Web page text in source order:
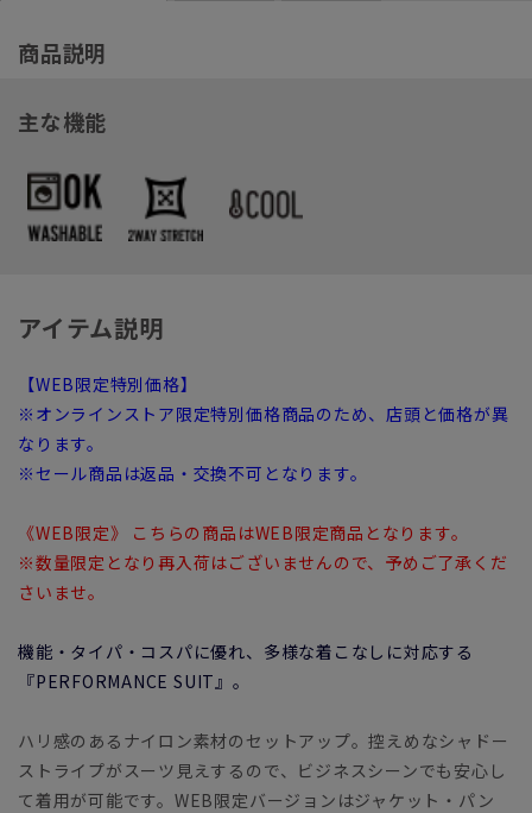
商品説明
主な機能
アイテム説明
【WEB限定特別価格】
※オンラインストア限定特別価格商品のため、店頭と価格が異
なります。
※セール商品は返品・交換不可となります。
《WEB限定》 こちらの商品はWEB限定商品となります。
※数量限定となり再入荷はございませんので、予めご了承くだ
さいませ。
機能・タイパ・コスパに優れ、多様な着こなしに対応する
『PERFORMANCE SUIT』。
ハリ感のあるナイロン素材のセットアップ。控えめなシャドー
ストライプがスーツ見えするので、ビジネスシーンでも安心し
て着用が可能です。WEB限定バージョンはジャケット・パン